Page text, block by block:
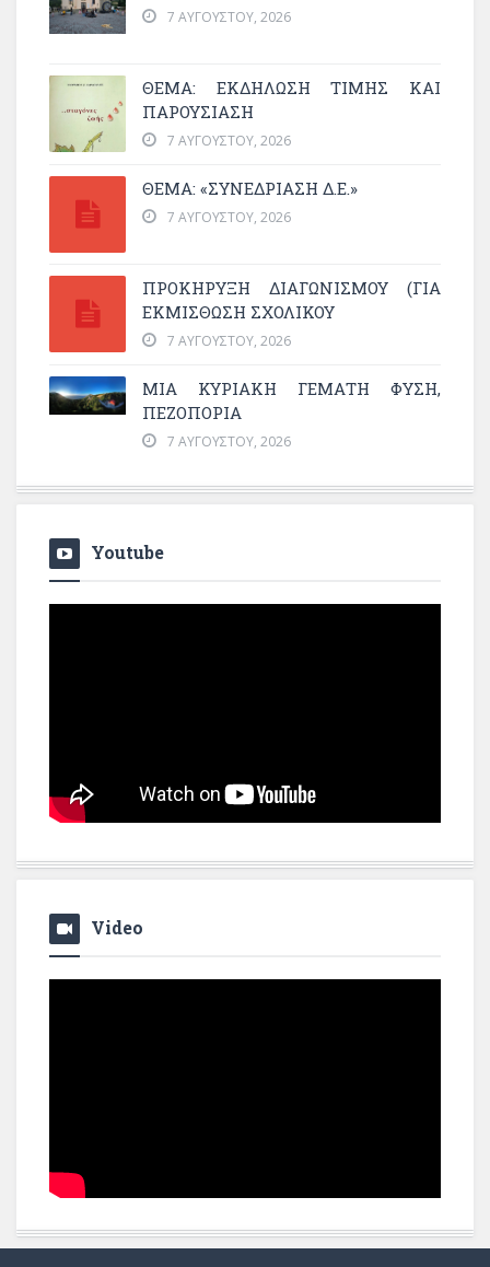
7 ΑΥΓΟΎΣΤΟΥ, 2026
ΘΈΜΑ: ΕΚΔΉΛΩΣΗ ΤΙΜΉΣ ΚΑΙ
ΠΑΡΟΥΣΊΑΣΗ
7 ΑΥΓΟΎΣΤΟΥ, 2026
ΘΕΜΑ: «ΣΥΝΕΔΡΊΑΣΗ Δ.Ε.»
7 ΑΥΓΟΎΣΤΟΥ, 2026
ΠΡΟΚΗΡΥΞΗ ΔΙΑΓΩΝΙΣΜΟΥ (ΓΙΑ
ΕΚΜΊΣΘΩΣΗ ΣΧΟΛΙΚΟΎ
7 ΑΥΓΟΎΣΤΟΥ, 2026
ΜΙΑ ΚΥΡΙΑΚΉ ΓΕΜΆΤΗ ΦΎΣΗ,
ΠΕΖΟΠΟΡΊΑ
7 ΑΥΓΟΎΣΤΟΥ, 2026
Youtube
Video